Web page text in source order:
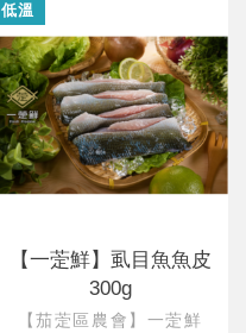
低溫
【一萣鮮】虱目魚魚皮
300g
【茄萣區農會】一萣鮮